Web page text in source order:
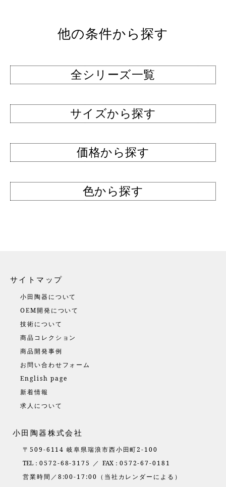
他の条件から探す
全シリーズ一覧
サイズから探す
価格から探す
色から探す
サイトマップ
小田陶器について
OEM開発について
技術について
商品コレクション
商品開発事例
お問い合わせフォーム
English page
新着情報
求人について
小田陶器株式会社
〒509-6114 岐阜県瑞浪市西小田町2-100
TEL： 0572-68-3175 ／ FAX： 0572-67-0181
営業時間／8:00-17:00（当社カレンダーによる）